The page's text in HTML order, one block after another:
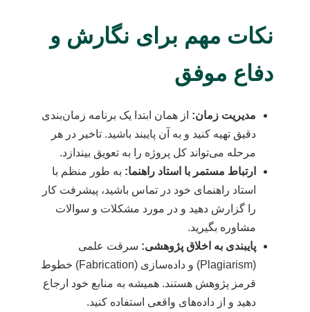
نکات مهم برای نگارش و
دفاع موفق
مدیریت زمان: از همان ابتدا یک برنامه زمان‌بندی
دقیق تهیه کنید و به آن پایبند باشید. تاخیر در هر
مرحله می‌تواند کل پروژه را به تعویق بیندازد.
ارتباط مستمر با استاد راهنما: به طور منظم با
استاد راهنمای خود در تماس باشید، پیشرفت کار
را گزارش دهید و در مورد مشکلات و سوالات
مشاوره بگیرید.
پایبندی به اخلاق پژوهشی: سرقت علمی
(Plagiarism) و داده‌سازی (Fabrication) خطوط
قرمز پژوهش هستند. همیشه به منابع خود ارجاع
دهید و از داده‌های واقعی استفاده کنید.